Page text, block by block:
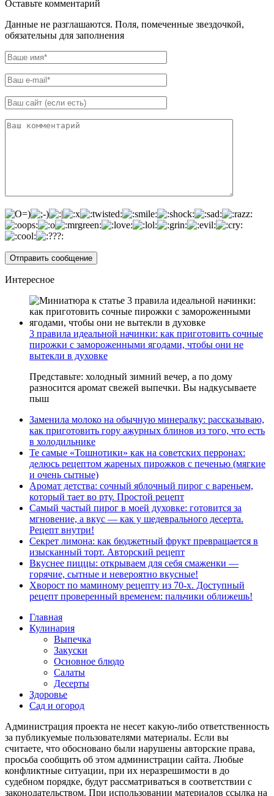
Оставьте комментарий
Данные не разглашаются. Поля, помеченные звездочкой,
обязательны для заполнения
Интересное
3 правила идеальной начинки: как приготовить сочные
пирожки с замороженными ягодами, чтобы они не
вытекли в духовке
Представьте: холодный зимний вечер, а по дому
разносится аромат свежей выпечки. Вы надкусываете
пыш
Заменила молоко на обычную минералку: рассказываю,
как приготовить гору ажурных блинов из того, что есть
в холодильнике
Те самые «Тошнотики» как на советских перронах:
делюсь рецептом жареных пирожков с печенью (мягкие
и очень сытные)
Аромат детства: сочный яблочный пирог с вареньем,
который тает во рту. Простой рецепт
Самый частый пирог в моей духовке: готовится за
мгновение, а вкус — как у шедеврального десерта.
Рецепт внутри!
Секрет лимона: как бюджетный фрукт превращается в
изысканный торт. Авторский рецепт
Вкуснее пиццы: открываем для себя смаженки —
горячие, сытные и невероятно вкусные!
Хворост по маминому рецепту из 70-х. Доступный
рецепт проверенный временем: пальчики оближешь!
Главная
Кулинария
Выпечка
Закуски
Основное блюдо
Салаты
Десерты
Здоровье
Сад и огород
Администрация проекта не несет какую-либо ответственность
за публикуемые пользователями материалы. Если вы
считаете, что обосновано были нарушены авторские права,
просьба сообщить об этом администрации сайта. Любые
конфликтные ситуации, при их неразрешимости в до
судебном порядке, будут рассматриваться в соответствии с
законодательством. При использовании материалов ссылка на